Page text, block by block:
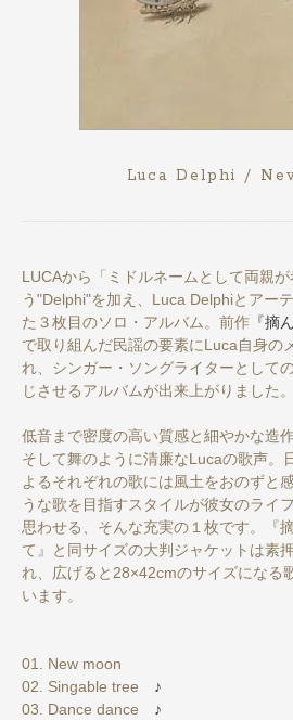
Luca Delphi /
LUCAから「ミドルネームとして両親
う"Delphi"を加え、Luca Delphiとアー
た３枚目のソロ・アルバム。前作 『摘
で取り組んだ民謡の要素にLuca自身の
れ、シンガー・ソングライターとして
じさせるアルバムが出来上がりました。
低音まで密度の高い質感と細やかな造
そして舞のように清廉なLucaの歌声。
よるそれぞれの歌には風土をおのずと
うな歌を目指すスタイルが彼女のライ
思わせる、そんな充実の１枚です。『
て』と同サイズの大判ジャケットは素
れ、広げると28×42cmのサイズになる
います。
01. New moon
02. Singable tree ♪
03. Dance dance ♪